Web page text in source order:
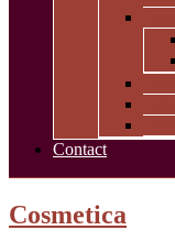
Contact
Cosmetica